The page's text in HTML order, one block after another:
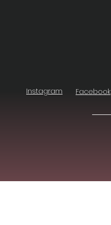
Instagram Facebook